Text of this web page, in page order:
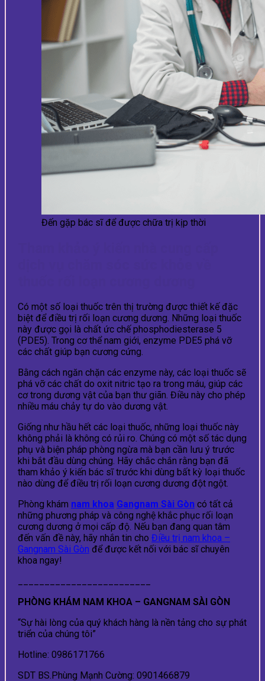
Đến gặp bác sĩ để được chữa trị kịp thời
Có một số loại thuốc trên thị trường được thiết kế đặc
biệt để điều trị rối loạn cương dương. Những loại thuốc
này được gọi là chất ức chế phosphodiesterase 5
(PDE5). Trong cơ thể nam giới, enzyme PDE5 phá vỡ
các chất giúp bạn cương cứng.
Bằng cách ngăn chặn các enzyme này, các loại thuốc sẽ
phá vỡ các chất do oxit nitric tạo ra trong máu, giúp các
cơ trong dương vật của bạn thư giãn. Điều này cho phép
nhiều máu chảy tự do vào dương vật.
Giống như hầu hết các loại thuốc, những loại thuốc này
không phải là không có rủi ro. Chúng có một số tác dụng
phụ và biện pháp phòng ngừa mà bạn cần lưu ý trước
khi bắt đầu dùng chúng. Hãy chắc chắn rằng bạn đã
tham khảo ý kiến ​​bác sĩ trước khi dùng bất kỳ loại thuốc
nào dùng để điều trị rối loạn cương dương đột ngột.
Phòng khám nam khoa Gangnam Sài Gòn có tất cả
những phương pháp và công nghệ khắc phục rối loạn
cương dương ở mọi cấp độ. Nếu bạn đang quan tâm
đến vấn đề này, hãy nhắn tin cho Điều trị nam khoa –
Gangnam Sài Gòn để được kết nối với bác sĩ chuyên
khoa ngay!
PHÒNG KHÁM NAM KHOA – GANGNAM SÀI GÒN
“Sự hài lòng của quý khách hàng là nền tảng cho sự phát
triển của chúng tôi”
Hotline: 0986171766
SDT BS.Phùng Mạnh Cường: 0901466879